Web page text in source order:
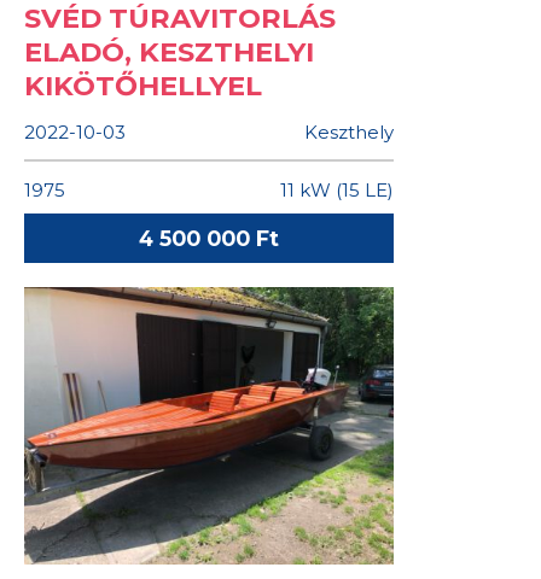
SVÉD TÚRAVITORLÁS
ELADÓ, KESZTHELYI
KIKÖTŐHELLYEL
2022-10-03 Keszthely
1975 11 kW (15 LE)
4 500 000 Ft